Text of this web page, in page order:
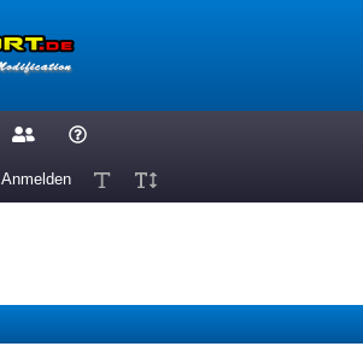
Anmelden